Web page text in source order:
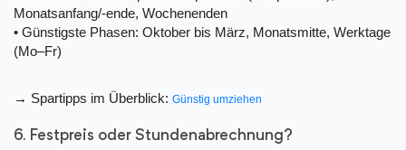
Monatsanfang/-ende, Wochenenden
• Günstigste Phasen: Oktober bis März, Monatsmitte, Werktage
(Mo–Fr)
→ Spartipps im Überblick: Günstig umziehen
6. Festpreis oder Stundenabrechnung?